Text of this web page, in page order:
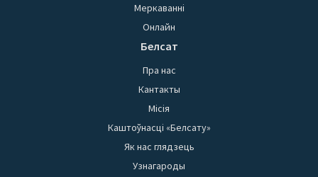
Меркаванні
Онлайн
Белсат
Пра нас
Кантакты
Місія
Каштоўнасці «Белсату»
Як нас глядзець
Узнагароды